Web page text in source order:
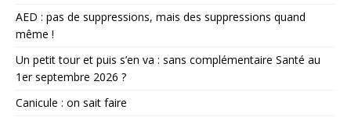
AED : pas de suppressions, mais des suppressions quand
même !
Un petit tour et puis s’en va : sans complémentaire Santé au
1er septembre 2026 ?
Canicule : on sait faire